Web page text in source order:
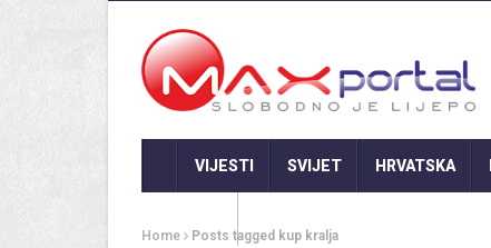
VIJESTI SVIJET HRVATSKA
Home Posts tagged kup kralja